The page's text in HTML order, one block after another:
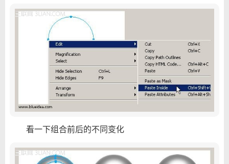
看一下组合前后的不同变化